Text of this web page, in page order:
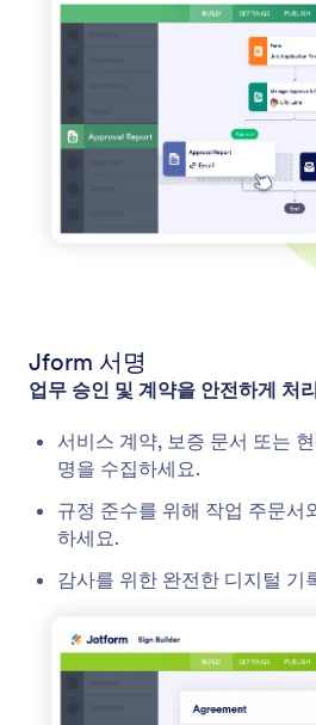
Jform 서명
업무 승인 및 계약을 안전하게 처
서비스 계약, 보증 문서 또는
명을 수집하세요.
규정 준수를 위해 작업 주문서
하세요.
감사를 위한 완전한 디지털 기